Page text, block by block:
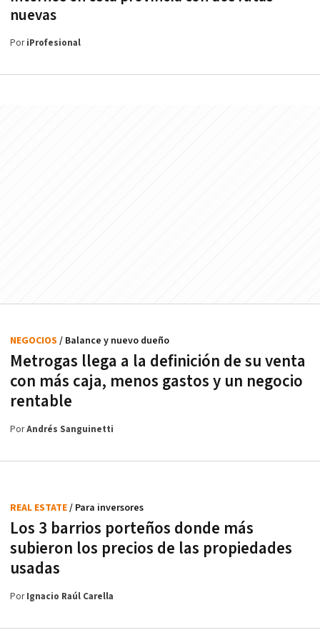
nuevas
PoriProfesional
Metrogas llega a la definición de su venta
con más caja, menos gastos y un negocio
rentable
NEGOCIOS / Balance y nuevo dueño
PorAndrés Sanguinetti
Los 3 barrios porteños donde más
subieron los precios de las propiedades
usadas
REAL ESTATE/ Para inversores
PorIgnacio Raúl Carella